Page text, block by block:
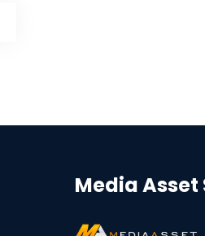
Media Asset